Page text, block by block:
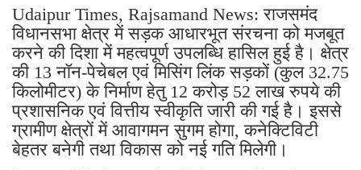
Udaipur Times, Rajsamand News: राजसमंद
विधानसभा क्षेत्र में सड़क आधारभूत संरचना को मजबूत
करने की दिशा में महत्वपूर्ण उपलब्धि हासिल हुई है। क्षेत्र
की 13 नॉन-पेचेबल एवं मिसिंग लिंक सड़कों (कुल 32.75
किलोमीटर) के निर्माण हेतु 12 करोड़ 52 लाख रुपये की
प्रशासनिक एवं वित्तीय स्वीकृति जारी की गई है। इससे
ग्रामीण क्षेत्रों में आवागमन सुगम होगा, कनेक्टिविटी
बेहतर बनेगी तथा विकास को नई गति मिलेगी।